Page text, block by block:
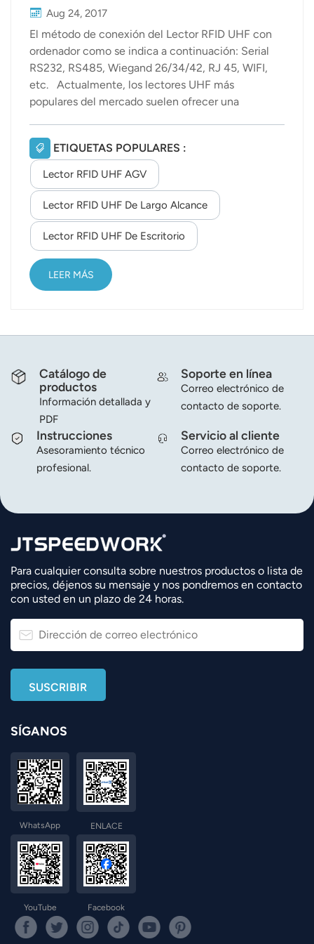
Aug 24, 2017
El método de conexión del Lector RFID UHF con
ordenador como se indica a continuación: Serial
RS232, RS485, Wiegand 26/34/42, RJ 45, WIFI,
etc. Actualmente, los lectores UHF más
populares del mercado suelen ofrecer una
es el método de comunicación más importante
para la mayoría de los dispositivos de hardware y
ordenadores. Así pues, veamos primero qué es un
puerto serie. El puerto serie es la interfaz de
comunicación serie (Interfaz Serie), también
conocida como puerto COM. Se caracteriza por
líneas de comunicación simples; con un par de
líneas de transmisión se puede lograr
comunicación bidire...
ETIQUETAS POPULARES :
Lector RFID UHF AGV
Lector RFID UHF De Largo Alcance
Lector RFID UHF De Escritorio
LEER MÁS
Catálogo de
productos
Información detallada y
PDF
Soporte en línea
Correo electrónico de
contacto de soporte.
Instrucciones
Asesoramiento técnico
profesional.
Servicio al cliente
Correo electrónico de
contacto de soporte.
Para cualquier consulta sobre nuestros productos o lista de
precios, déjenos su mensaje y nos pondremos en contacto
con usted en un plazo de 24 horas.
SÍGANOS
WhatsApp ENLACE
YouTube Facebook